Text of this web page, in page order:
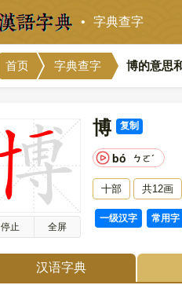
字典查字
首页 字典查字 博的意思
停止 全屏
博 复制
bó ㄅㄛˊ
十部 共12画
一级汉字 常用字
汉语字典